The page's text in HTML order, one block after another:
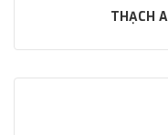
THẠCH